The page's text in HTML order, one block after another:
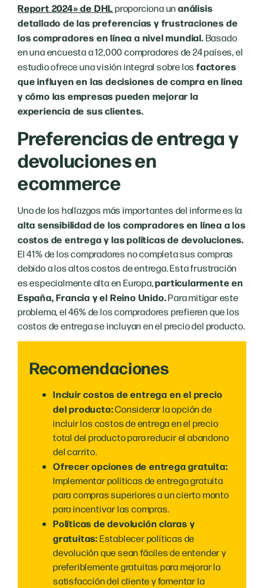
Report 2024» de DHLproporciona unanálisis
detallado de las preferencias y frustraciones de
los compradores en línea a nivel mundial.Basado
en una encuesta a 12,000 compradores de 24 países, el
estudio ofrece una visión integral sobre losfactores
que influyen en las decisiones de compra en línea
y cómo las empresas pueden mejorar la
experiencia de sus clientes.
Preferencias de entrega y
devoluciones en
ecommerce
Uno de los hallazgos más importantes del informe es la
alta sensibilidad de los compradores en línea a los
costos de entrega y las políticas de devoluciones.
El 41% de los compradores no completa sus compras
debido a los altos costos de entrega. Esta frustración
es especialmente alta en Europa,particularmente en
España, Francia y el Reino Unido.Para mitigar este
problema, el 46% de los compradores prefieren que los
costos de entrega se incluyan en el precio del producto.
Recomendaciones
Incluir costos de entrega en el precio
del producto:Considerar la opción de
incluir los costos de entrega en el precio
total del producto para reducir el abandono
del carrito.
Ofrecer opciones de entrega gratuita:
Implementar políticas de entrega gratuita
para compras superiores a un cierto monto
para incentivar las compras.
Políticas de devolución claras y
gratuitas:Establecer políticas de
devolución que sean fáciles de entender y
preferiblemente gratuitas para mejorar la
satisfacción del cliente y fomentar la